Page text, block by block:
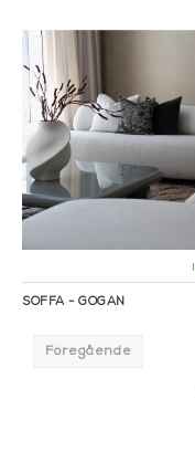
SOFFA - GOGAN
Föregående